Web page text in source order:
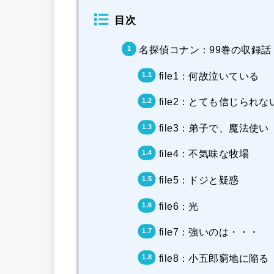
目次
名探偵コナン：99巻の収録話
file1：何故泣いている
file2：とても信じられな
file3：弟子で、魔法使い
file4：不気味な牧場
file5：ドジと疑惑
file6：光
file7：強いのは・・・
file8：小五郎窮地に陥る